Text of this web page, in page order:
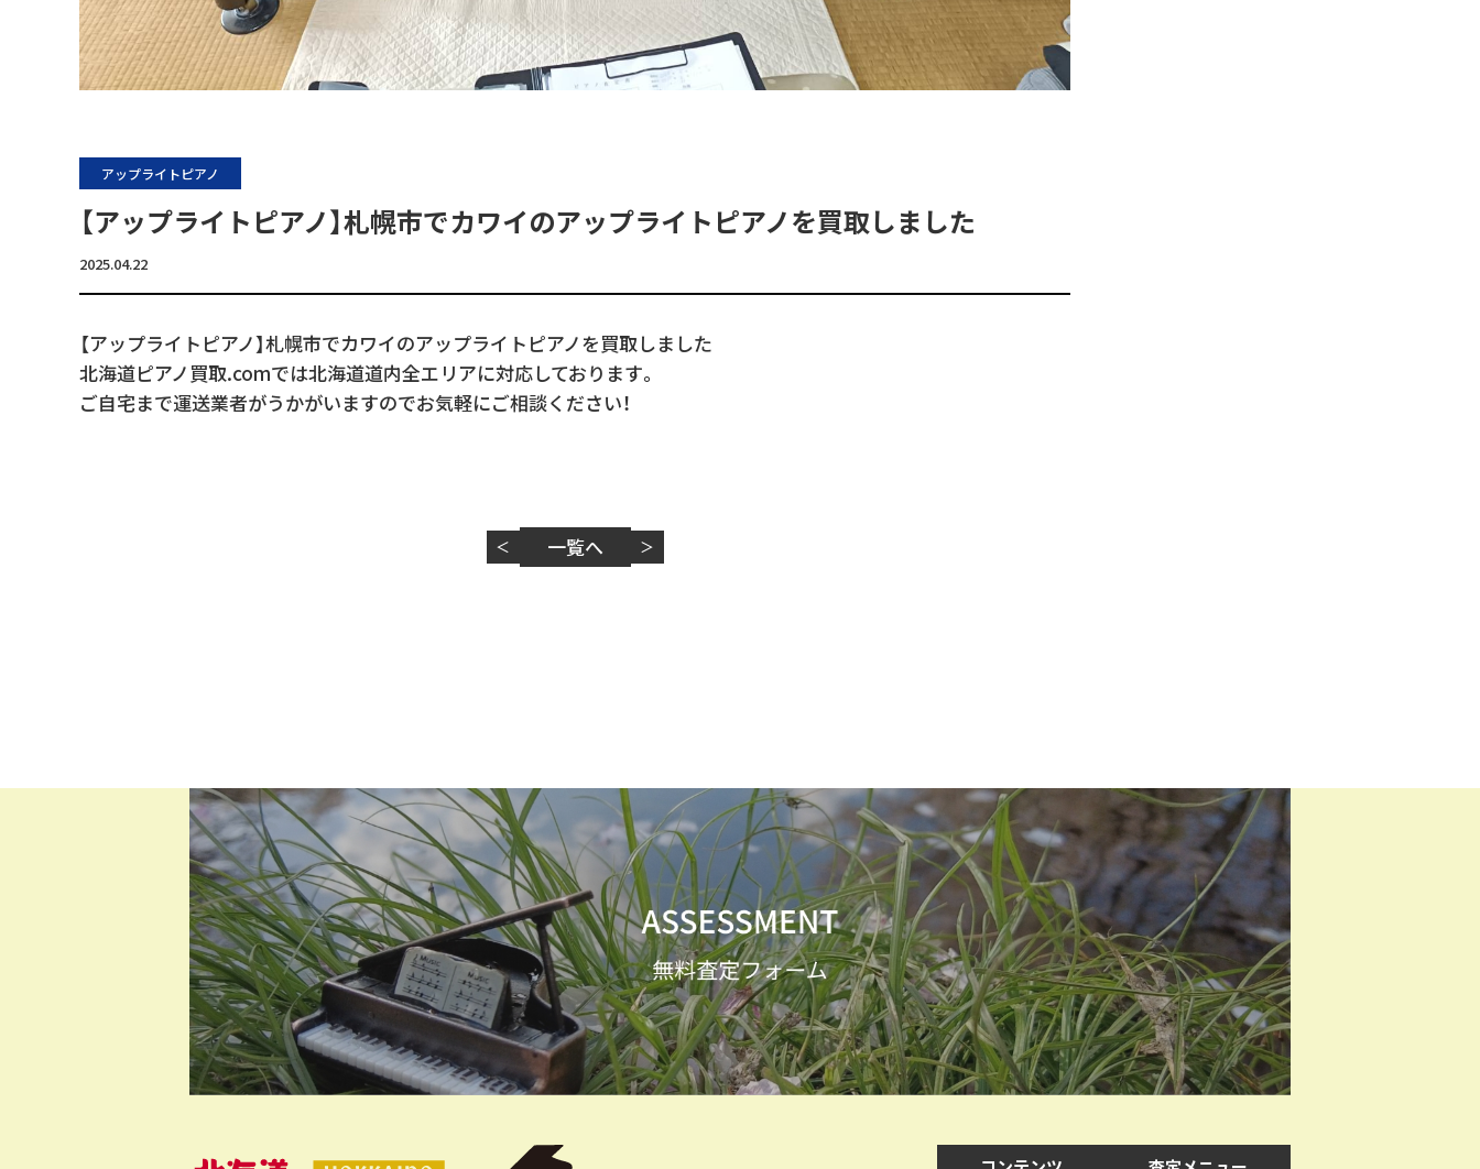
アップライトピアノ
【アップライトピアノ】札幌市でカワイのアップライトピアノを買取しました
2025.04.22
【アップライトピアノ】札幌市でカワイのアップライトピアノを買取しました
北海道ピアノ買取.comでは北海道道内全エリアに対応しております。
ご自宅まで運送業者がうかがいますのでお気軽にご相談ください！
＜ 一覧へ ＞